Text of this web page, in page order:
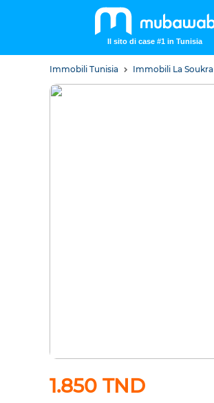
Il sito di case #1 in Tunisia
Immobili Tunisia Immobili La Soukra
1.850 TND